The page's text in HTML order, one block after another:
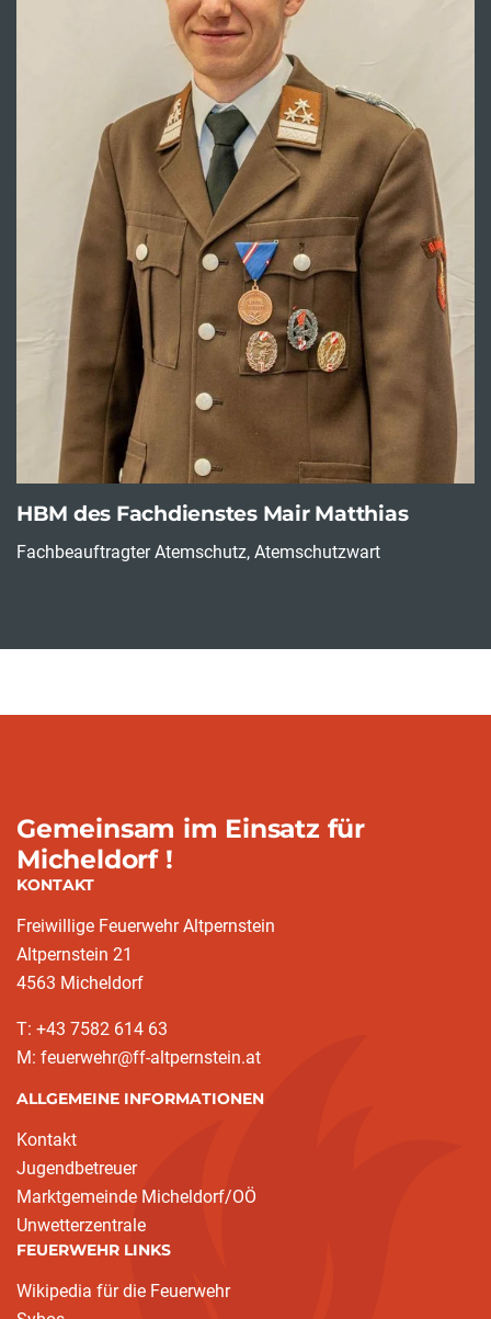
HBM des Fachdienstes Mair Matthias
Fachbeauftragter Atemschutz, Atemschutzwart
Gemeinsam im Einsatz für
Micheldorf !
KONTAKT
Freiwillige Feuerwehr Altpernstein
Altpernstein 21
4563 Micheldorf
T: +43 7582 614 63
M: feuerwehr@ff-altpernstein.at
ALLGEMEINE INFORMATIONEN
Kontakt
Jugendbetreuer
Marktgemeinde Micheldorf/OÖ
Unwetterzentrale
FEUERWEHR LINKS
Wikipedia für die Feuerwehr